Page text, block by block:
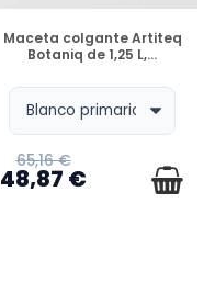
DISPONIBLE
Maceta colgante Artiteq
Botaniq de 1,25 L,...
65,16 €
48,87 €